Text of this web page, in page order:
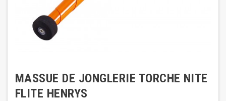
MASSUE DE JONGLERIE TORCHE NITE
FLITE HENRYS